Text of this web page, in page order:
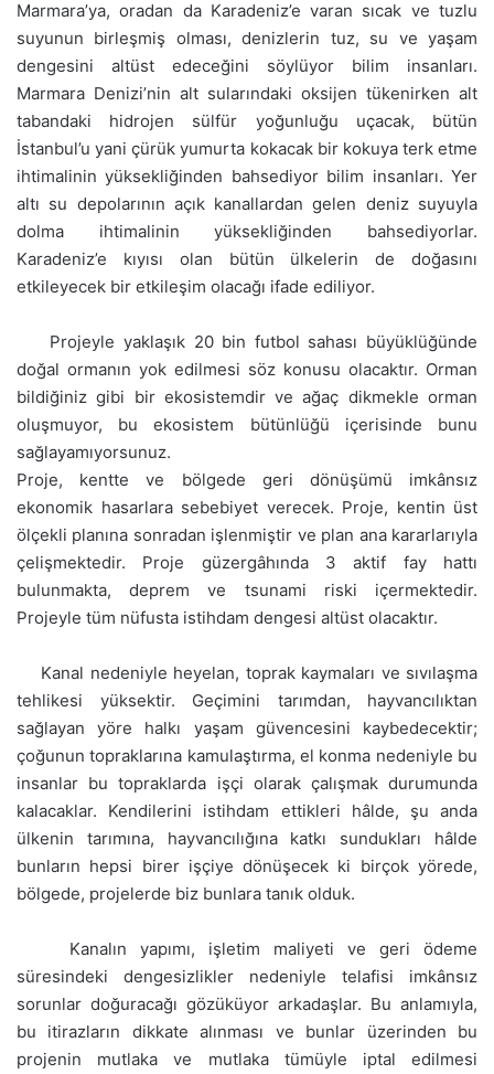
Marmara’ya, oradan da Karadeniz’e varan sıcak ve tuzlu
suyunun birleşmiş olması, denizlerin tuz, su ve yaşam
dengesini altüst edeceğini söylüyor bilim insanları.
Marmara Denizi’nin alt sularındaki oksijen tükenirken alt
tabandaki hidrojen sülfür yoğunluğu uçacak, bütün
İstanbul’u yani çürük yumurta kokacak bir kokuya terk etme
ihtimalinin yüksekliğinden bahsediyor bilim insanları. Yer
altı su depolarının açık kanallardan gelen deniz suyuyla
dolma ihtimalinin yüksekliğinden bahsediyorlar.
Karadeniz’e kıyısı olan bütün ülkelerin de doğasını
etkileyecek bir etkileşim olacağı ifade ediliyor.
Projeyle yaklaşık 20 bin futbol sahası büyüklüğünde
doğal ormanın yok edilmesi söz konusu olacaktır. Orman
bildiğiniz gibi bir ekosistemdir ve ağaç dikmekle orman
oluşmuyor, bu ekosistem bütünlüğü içerisinde bunu
sağlayamıyorsunuz.
Proje, kentte ve bölgede geri dönüşümü imkânsız
ekonomik hasarlara sebebiyet verecek. Proje, kentin üst
ölçekli planına sonradan işlenmiştir ve plan ana kararlarıyla
çelişmektedir. Proje güzergâhında 3 aktif fay hattı
bulunmakta, deprem ve tsunami riski içermektedir.
Projeyle tüm nüfusta istihdam dengesi altüst olacaktır.
Kanal nedeniyle heyelan, toprak kaymaları ve sıvılaşma
tehlikesi yüksektir. Geçimini tarımdan, hayvancılıktan
sağlayan yöre halkı yaşam güvencesini kaybedecektir;
çoğunun topraklarına kamulaştırma, el konma nedeniyle bu
insanlar bu topraklarda işçi olarak çalışmak durumunda
kalacaklar. Kendilerini istihdam ettikleri hâlde, şu anda
ülkenin tarımına, hayvancılığına katkı sundukları hâlde
bunların hepsi birer işçiye dönüşecek ki birçok yörede,
bölgede, projelerde biz bunlara tanık olduk.
Kanalın yapımı, işletim maliyeti ve geri ödeme
süresindeki dengesizlikler nedeniyle telafisi imkânsız
sorunlar doğuracağı gözüküyor arkadaşlar. Bu anlamıyla,
bu itirazların dikkate alınması ve bunlar üzerinden bu
projenin mutlaka ve mutlaka tümüyle iptal edilmesi